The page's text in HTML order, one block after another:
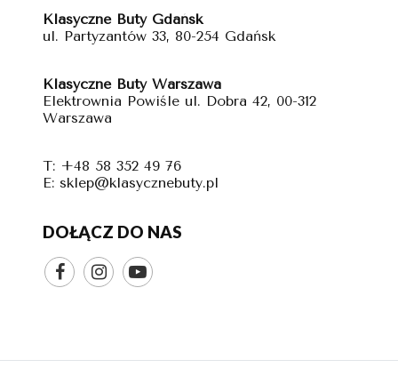
Klasyczne Buty Gdańsk
ul. Partyzantów 33, 80-254 Gdańsk
Klasyczne Buty Warszawa
Elektrownia Powiśle ul. Dobra 42, 00-312
Warszawa
T: +48 58 352 49 76
E: sklep@klasycznebuty.pl
DOŁĄCZ DO NAS
  